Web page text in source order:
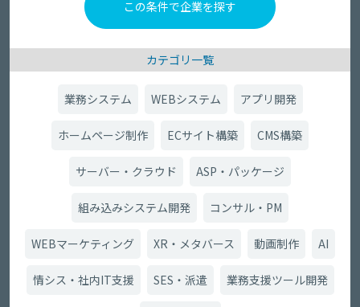
カテゴリ一覧
業務システム WEBシステム アプリ開発
ホームページ制作 ECサイト構築 CMS構築
サーバー・クラウド ASP・パッケージ
組み込みシステム開発 コンサル・PM
WEBマーケティング XR・メタバース 動画制作 AI
情シス・社内IT支援 SES・派遣 業務支援ツール開発